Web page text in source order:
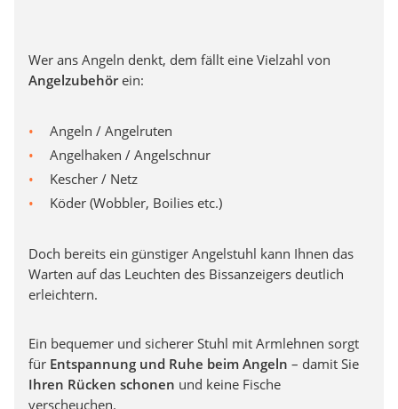
Wer ans Angeln denkt, dem fällt eine Vielzahl von
Angelzubehörein:
Angeln / Angelruten
Angelhaken / Angelschnur
Kescher / Netz
Köder (Wobbler, Boilies etc.)
Doch bereits ein günstiger Angelstuhl kann Ihnen das
Warten auf das Leuchten des Bissanzeigers deutlich
erleichtern.
Ein bequemer und sicherer Stuhl mit Armlehnen sorgt
für Entspannung und Ruhe beim Angeln – damit Sie
Ihren Rücken schonen und keine Fische
verscheuchen.